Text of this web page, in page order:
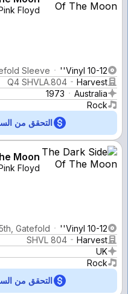
Floyd
Vinyl 10-12''
Sleeve
Harvest
Q4 SHVLA.804
Australia
1973
Rock
التحقق من
Moon
Floyd
Vinyl 10-12''
Gatefold
Harvest
SHVL 804
UK
Rock
التحقق من